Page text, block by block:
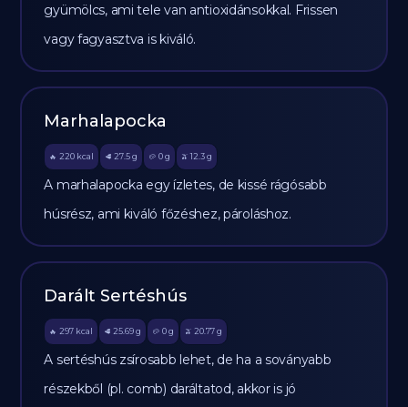
gyümölcs, ami tele van antioxidánsokkal. Frissen
vagy fagyasztva is kiváló.
Marhalapocka
🔥 220 kcal 🥩 27.5 g 🥔 0g 🫒 12.3 g
A marhalapocka egy ízletes, de kissé rágósabb
húsrész, ami kiváló főzéshez, pároláshoz.
Darált Sertéshús
🔥 297 kcal 🥩 25.69 g 🥔 0g 🫒 20.77 g
A sertéshús zsírosabb lehet, de ha a soványabb
részekből (pl. comb) daráltatod, akkor is jó